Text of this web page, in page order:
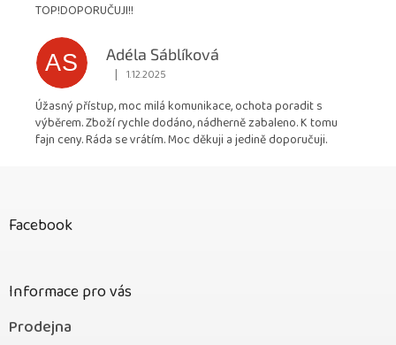
TOP!DOPORUČUJI!!
AS
Adéla Sáblíková
Hodnocení obchodu je 5 z 5 hvězdiček.
| 1.12.2025
Úžasný přístup, moc milá komunikace, ochota poradit s
výběrem. Zboží rychle dodáno, nádherně zabaleno. K tomu
fajn ceny. Ráda se vrátím. Moc děkuji a jedině doporučuji.
Facebook
Informace pro vás
Prodejna